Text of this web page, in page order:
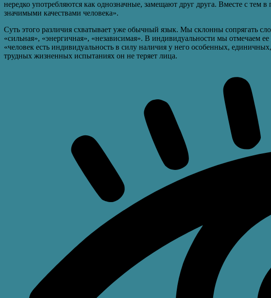
нередко употребляются как однозначные, замещают друг друга. Вместе с
значимыми качествами человека».
Суть этого различия схватывает уже обычный язык. Мы склонны сопрягать
«сильная», «энергичная», «независимая». В индивидуальности мы отмечаем
«человек есть индивидуальность в силу наличия у него особенных,
трудных жизненных испытаниях он не теряет лица.